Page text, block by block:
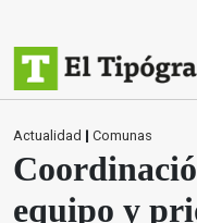
Actualidad | Comunas
equipo y